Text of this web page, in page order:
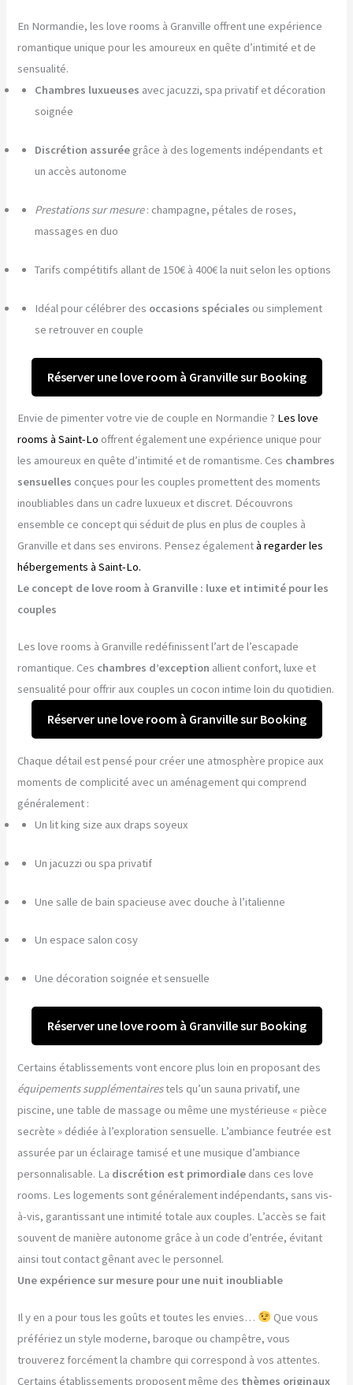
En Normandie, les love rooms à Granville offrent une expérience
romantique unique pour les amoureux en quête d’intimité et de
sensualité.
Chambres luxueuses avec jacuzzi, spa privatif et décoration
soignée
Discrétion assurée grâce à des logements indépendants et
un accès autonome
Prestations sur mesure: champagne, pétales de roses,
massages en duo
Tarifs compétitifs allant de 150€ à 400€ la nuit selon les options
Idéal pour célébrer des occasions spéciales ou simplement
se retrouver en couple
Réserver une love room à Granville sur Booking
Envie de pimenter votre vie de couple en Normandie ? Les love
rooms à Saint-Lo offrent également une expérience unique pour
les amoureux en quête d’intimité et de romantisme. Ces chambres
sensuelles conçues pour les couples promettent des moments
inoubliables dans un cadre luxueux et discret. Découvrons
ensemble ce concept qui séduit de plus en plus de couples à
Granville et dans ses environs. Pensez égalementà regarder les
hébergements à Saint-Lo.
Le concept de love room à Granville : luxe et intimité pour les
couples
Les love rooms à Granville redéfinissent l’art de l’escapade
romantique. Ces chambres d’exception allient confort, luxe et
sensualité pour offrir aux couples un cocon intime loin du quotidien.
Réserver une love room à Granville sur Booking
Chaque détail est pensé pour créer une atmosphère propice aux
moments de complicité avec un aménagement qui comprend
généralement :
Un lit king size aux draps soyeux
Un jacuzzi ou spa privatif
Une salle de bain spacieuse avec douche à l’italienne
Un espace salon cosy
Une décoration soignée et sensuelle
Réserver une love room à Granville sur Booking
Certains établissements vont encore plus loin en proposant des
équipements supplémentairestels qu’un sauna privatif, une
piscine, une table de massage ou même une mystérieuse « pièce
secrète » dédiée à l’exploration sensuelle. L’ambiance feutrée est
assurée par un éclairage tamisé et une musique d’ambiance
personnalisable. La discrétion est primordiale dans ces love
rooms. Les logements sont généralement indépendants, sans vis-
à-vis, garantissant une intimité totale aux couples. L’accès se fait
souvent de manière autonome grâce à un code d’entrée, évitant
ainsi tout contact gênant avec le personnel.
Une expérience sur mesure pour une nuit inoubliable
Il y en a pour tous les goûts et toutes les envies…
Que vous
préfériez un style moderne, baroque ou champêtre, vous
trouverez forcément la chambre qui correspond à vos attentes.
Certains établissements proposent même des thèmes originaux